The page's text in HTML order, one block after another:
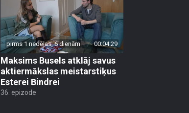
pirms 1 nedēļas, 6 dienām 00:04:29
Maksims Busels atklāj savus
aktiermākslas meistarstiķus
Esterei Bindrei
36. epizode